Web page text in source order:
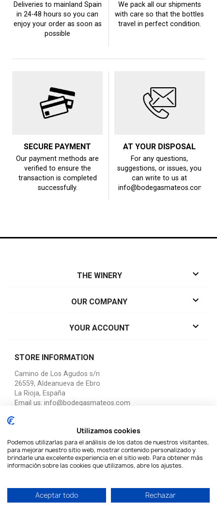
Deliveries to mainland Spain
in 24-48 hours so you can
enjoy your order as soon as
possible
We pack all our shipments
with care so that the bottles
travel in perfect condition.
SECURE PAYMENT
Our payment methods are
verified to ensure the
transaction is completed
successfully.
AT YOUR DISPOSAL
For any questions,
suggestions, or issues, you
can write to us at
info@bodegasmateos.com
THE WINERY 
OUR COMPANY 
YOUR ACCOUNT 
STORE INFORMATION
Camino de Los Agudos s/n
26559, Aldeanueva de Ebro
La Rioja, España
Email us: info@bodegasmateos.com
© 2026 - Diseñado y desarrollado por Órbitas
Utilizamos cookies
Podemos utilizarlas para el análisis de los datos de nuestros visitantes,
para mejorar nuestro sitio web, mostrar contenido personalizado y
brindarle una excelente experiencia en el sitio web. Para obtener más
información sobre las cookies que utilizamos, abre los ajustes.
Aceptar todo Rechazar